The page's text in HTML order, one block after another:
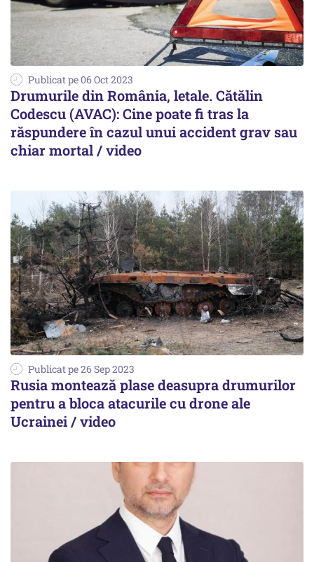
Publicat pe 06 Oct 2023
Drumurile din România, letale. Cătălin
Codescu (AVAC): Cine poate fi tras la
răspundere în cazul unui accident grav sau
chiar mortal / video
Publicat pe 26 Sep 2023
Rusia montează plase deasupra drumurilor
pentru a bloca atacurile cu drone ale
Ucrainei / video